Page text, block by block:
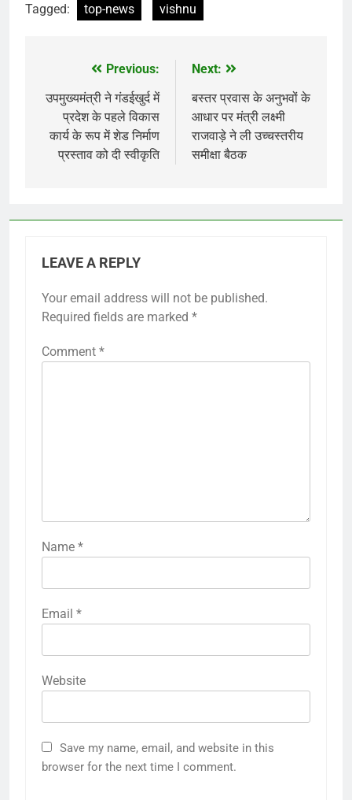
Tagged: top-news vishnu
navigation
Previous:
उपमुख्यमंत्री ने गंडईखुर्द में
प्रदेश के पहले विकास
कार्य के रूप में शेड निर्माण
प्रस्ताव को दी स्वीकृति
Next:
बस्तर प्रवास के अनुभवों के
आधार पर मंत्री लक्ष्मी
राजवाड़े ने ली उच्चस्तरीय
समीक्षा बैठक
LEAVE A REPLY
Your email address will not be published.
Required fields are marked *
Comment *
Name *
Email *
Website
Save my name, email, and website in this
browser for the next time I comment.